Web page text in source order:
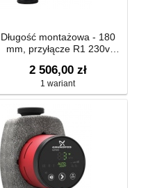
Długość montażowa - 180
mm, przyłącze R1 230v
2 506,00 zł
1 wariant